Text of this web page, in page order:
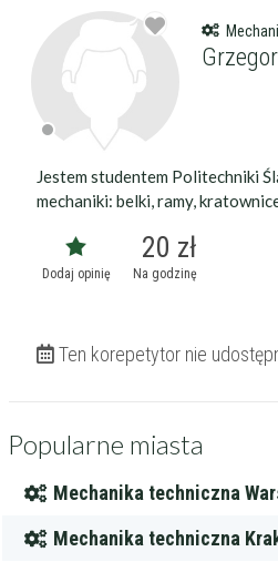
Jestem studentem Politechniki
mechaniki: belki, ramy,
Dodaj opinię
20 zł
Na godzinę
Ten korepetytor nie
Popularne miasta
Mechanika techniczna
Mechanika techniczna